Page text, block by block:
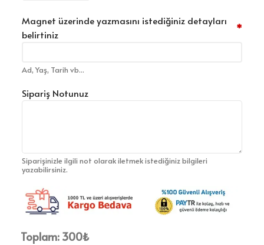
Magnet üzerinde yazmasını istediğiniz detayları
belirtiniz
*
Ad, Yaş, Tarih vb...
Sipariş Notunuz
Siparişinizle ilgili not olarak iletmek istediğiniz bilgileri
yazabilirsiniz.
Toplam: 300₺